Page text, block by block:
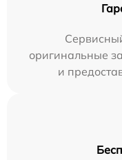
оригинальные
и